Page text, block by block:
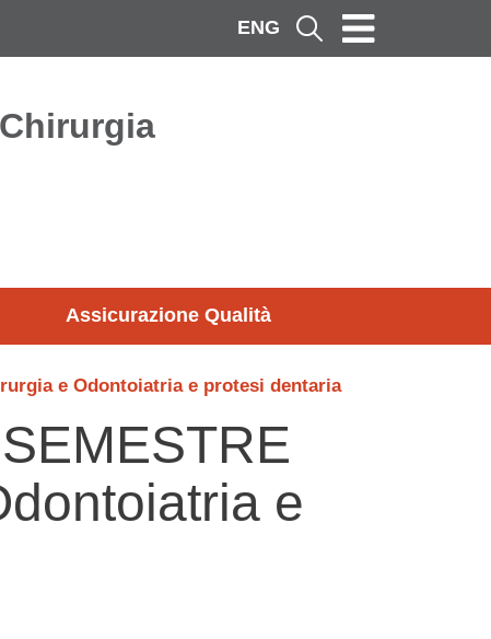
ENG Cerca
Assicurazione Qualità
e Odontoiatria e protesi dentaria
e